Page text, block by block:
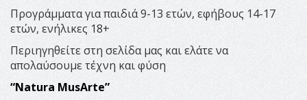
Προγράμματα για παιδιά 9-13 ετών, εφήβους 14-17
ετών, ενήλικες 18+
Περιηγηθείτε στη σελίδα μας και ελάτε να
απολαύσουμε τέχνη και φύση
“Natura MusArte”